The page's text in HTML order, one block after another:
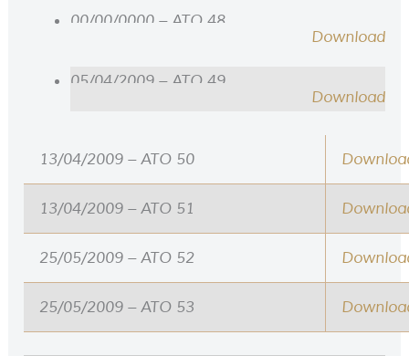
00/00/0000 – ATO 48
Download
05/04/2009 – ATO 49
Download
13/04/2009 – ATO 50
13/04/2009 – ATO 51
25/05/2009 – ATO 52
25/05/2009 – ATO 53